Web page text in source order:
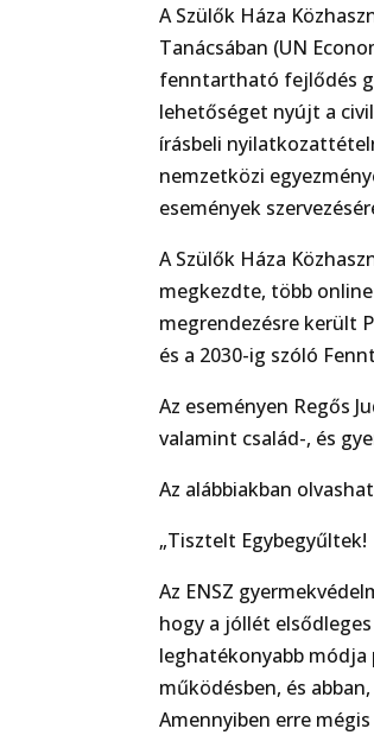
A Szülők Háza
Tanácsában (UN
fenntartható fejlődés
lehetőséget nyújt a
írásbeli
nemzetközi
események
A Szülők Háza
megkezdte, több
megrendezésre került
és a 2030-ig szóló
Az eseményen Regős
valamint család-, és
Az alábbiakban
„Tisztelt Egybegyűltek!
Az ENSZ
hogy a jóllét
leghatékonyabb módja
működésben, és
Amennyiben erre